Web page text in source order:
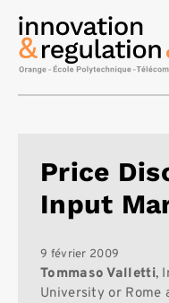
Price
Input
9 février 2009
Tommaso Valletti,
University or Rome